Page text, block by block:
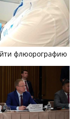
флюорографию